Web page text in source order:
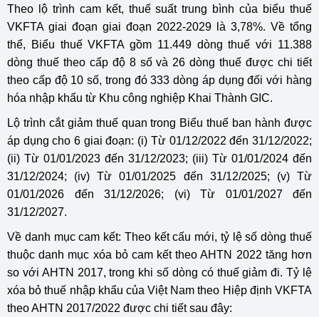
Theo lộ trình cam kết, thuế suất trung bình của biểu thuế
VKFTA giai đoạn giai đoạn 2022-2029 là 3,78%. Về tổng
thể, Biểu thuế VKFTA gồm 11.449 dòng thuế với 11.388
dòng thuế theo cấp độ 8 số và 26 dòng thuế được chi tiết
theo cấp độ 10 số, trong đó 333 dòng áp dụng đối với hàng
hóa nhập khẩu từ Khu công nghiệp Khai Thành GIC.
Lộ trình cắt giảm thuế quan trong Biểu thuế ban hành được
áp dụng cho 6 giai đoạn: (i) Từ 01/12/2022 đến 31/12/2022;
(ii) Từ 01/01/2023 đến 31/12/2023; (iii) Từ 01/01/2024 đến
31/12/2024; (iv) Từ 01/01/2025 đến 31/12/2025; (v) Từ
01/01/2026 đến 31/12/2026; (vi) Từ 01/01/2027 đến
31/12/2027.
Về danh mục cam kết: Theo kết cấu mới, tỷ lệ số dòng thuế
thuộc danh mục xóa bỏ cam kết theo AHTN 2022 tăng hơn
so với AHTN 2017, trong khi số dòng có thuế giảm đi. Tỷ lệ
xóa bỏ thuế nhập khẩu của Việt Nam theo Hiệp định VKFTA
theo AHTN 2017/2022 được chi tiết sau đây: